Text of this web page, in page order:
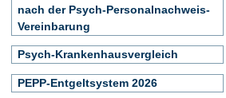
nach der Psych-Personalnachweis-
Vereinbarung
Psych-Krankenhausvergleich
PEPP-Entgeltsystem 2026